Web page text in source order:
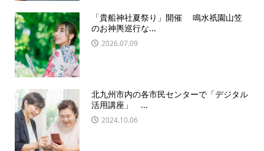
「貴船神社夏祭り」開催 鳴水祇園山笠
のお神輿巡行な...
2026.07.09
北九州市内の各市民センターで「デジタル
活用講座」 ...
2024.10.06